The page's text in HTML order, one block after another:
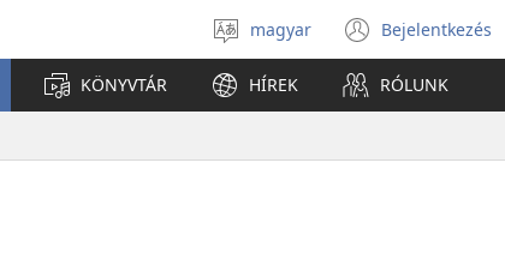
Válassz
nyelvet
magyar Bejelentkezés
(opens
new
window)
KÖNYVTÁR HÍREK RÓLUNK